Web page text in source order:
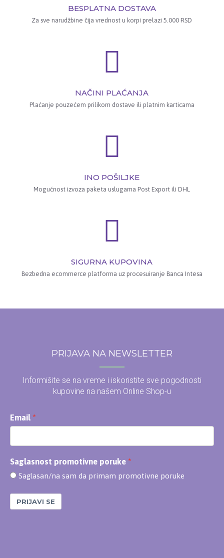
BESPLATNA DOSTAVA
Za sve narudžbine čija vrednost u korpi prelazi 5.000 RSD
NAČINI PLAĆANJA
Plaćanje pouzećem prilikom dostave ili platnim karticama
INO POŠILJKE
Mogućnost izvoza paketa uslugama Post Export ili DHL
SIGURNA KUPOVINA
Bezbedna ecommerce platforma uz procesuiranje Banca Intesa
PRIJAVA NA NEWSLETTER
Informišite se na vreme i iskoristite sve pogodnosti
kupovine na našem Online Shop-u
Email
Saglasnost promotivne poruke
Saglasan/na sam da primam promotivne poruke
PRIJAVI SE